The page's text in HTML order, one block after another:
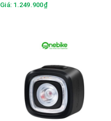
Giá: 1.249.900₫